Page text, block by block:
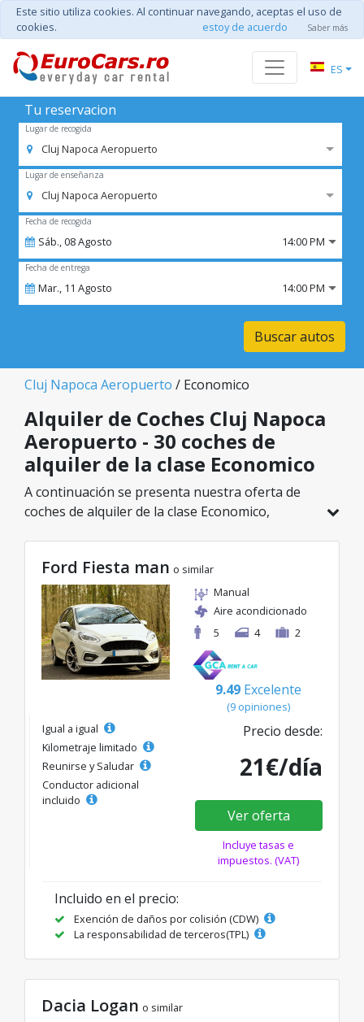
Este sitio utiliza cookies. Al continuar navegando, aceptas el uso de
cookies.
estoy de acuerdo Saber más
ES
Tu reservacion
Lugar de recogida
Cluj Napoca Aeropuerto
Lugar de enseñanza
Cluj Napoca Aeropuerto
Fecha de recogida
Sáb.,08Agosto 14:00 PM
Fecha de entrega
Mar., 11 Agosto 14:00 PM
Buscar autos
Cluj Napoca Aeropuerto / Economico
Alquiler de Coches Cluj Napoca
Aeropuerto - 30 coches de
alquiler de la clase Economico
A continuación se presenta nuestra oferta de
coches de alquiler de la clase Economico,
elegir el modelo ideal de la categoría
seleccionada, con tarifas excelentes desde solo
8€/día.
Ford Fiesta man o similar
Manual
Aire acondicionado
5
4 2
9.49 Excelente
(9 opiniones)
Igual a igual
Kilometraje limitado
Reunirse y Saludar
Conductor adicional
incluido
Precio desde:
21€/día
Ver oferta
Incluye tasas e
impuestos. (VAT)
Incluido en el precio:
Exención de daños por colisión (CDW)
La responsabilidad de terceros(TPL)
Dacia Logan o similar